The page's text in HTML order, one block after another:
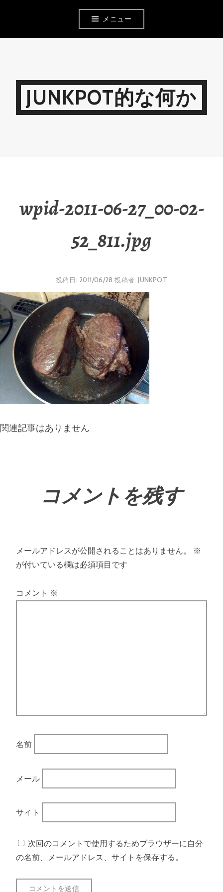
メニュー
JUNKPOT的な何か
wpid-2011-06-27_00-02-
52_811.jpg
投稿日: 2011/06/28 投稿者:JUNKPOT
関連記事はありません
コメントを残す
メールアドレスが公開されることはありません。
※
が付いている欄は必須項目です
コメント ※
名前
メール
サイト
次回のコメントで使用するためブラウザーに自分
の名前、メールアドレス、サイトを保存する。